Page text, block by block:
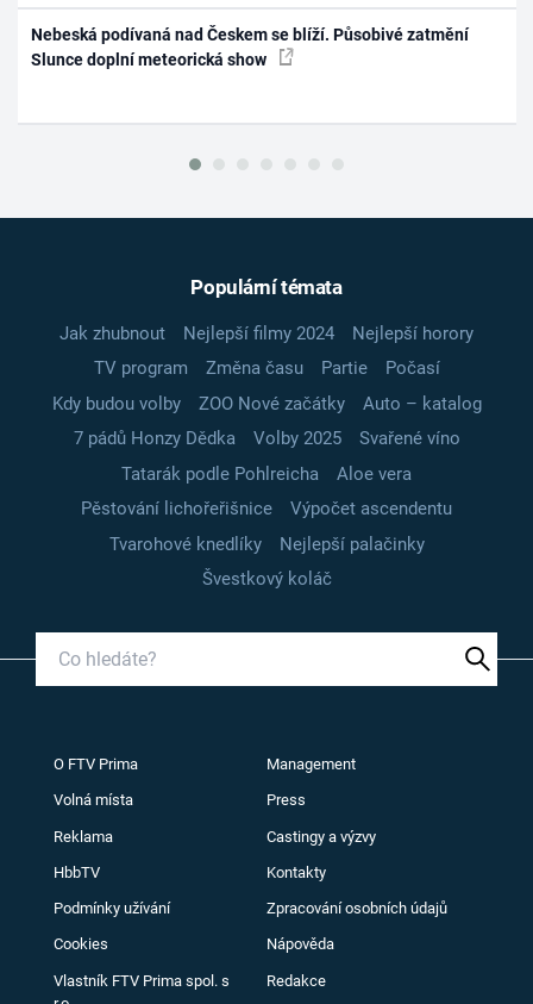
Nebeská podívaná nad Českem se blíží. Působivé zatmění
Slunce doplní meteorická show
Populární témata
Jak zhubnout Nejlepší filmy 2024
Nejlepší horory
TV program
Změna času Partie
Počasí
Kdy budou volby
ZOO Nové začátky
Auto – katalog
7 pádů Honzy Dědka
Volby 2025
Svařené víno
Tatarák podle Pohlreicha
Aloe vera
Pěstování lichořeřišnice
Výpočet ascendentu
Tvarohové knedlíky
Nejlepší palačinky
Švestkový koláč
O FTV Prima Management
Volná místa Press
Reklama Castingy a výzvy
HbbTV Kontakty
Podmínky užívání Zpracování osobních údajů
Cookies Nápověda
Vlastník FTV Prima spol. s
Redakce